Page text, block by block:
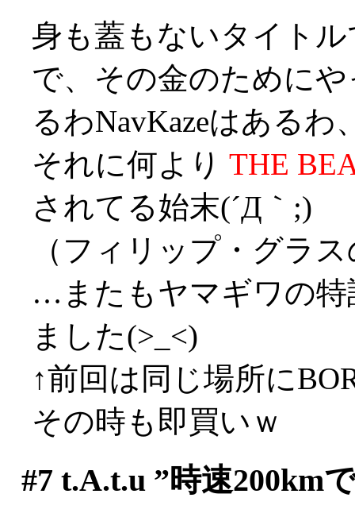
身も蓋もないタイト
で、その金のために
るわNavKazeはあるわ
それに何より THE
されてる始末(´Д｀;)
（フィリップ・グラ
…またもヤマギワの特
ました(>_<)
↑前回は同じ場所に
その時も即買いｗ
#7 t.A.t.u ”時速200km